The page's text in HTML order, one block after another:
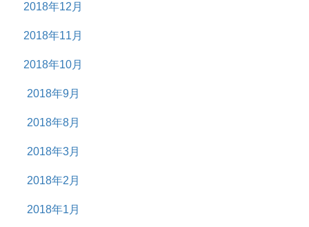
2018年12月
2018年11月
2018年10月
2018年9月
2018年8月
2018年3月
2018年2月
2018年1月